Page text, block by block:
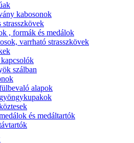
kabosonok
strasszkövek
, formák és medálok
varrható strasszkövek
szálban
alapok
és medáltartók